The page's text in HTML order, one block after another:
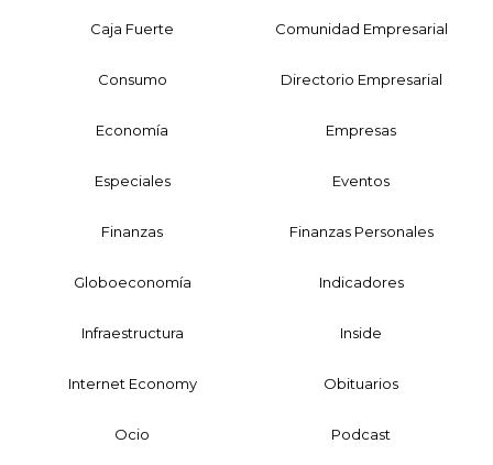
Caja Fuerte Comunidad Empresarial
Consumo Directorio Empresarial
Economía Empresas
Especiales Eventos
Finanzas Finanzas Personales
Globoeconomía Indicadores
Infraestructura Inside
Internet Economy Obituarios
Ocio Podcast